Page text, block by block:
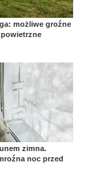
możliwe groźne
zimna.
noc przed